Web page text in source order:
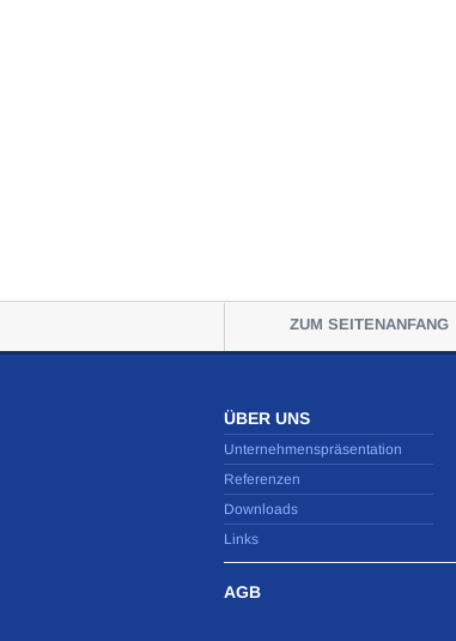
ZUM SEITENANFANG
ÜBER UNS
Unternehmenspräsentation
Referenzen
Downloads
Links
AGB